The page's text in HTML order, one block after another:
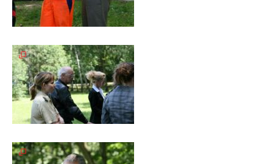
Galerie
2018
Galerie
2017
Galerie
2016
Galerie
2015
Galerie
2014